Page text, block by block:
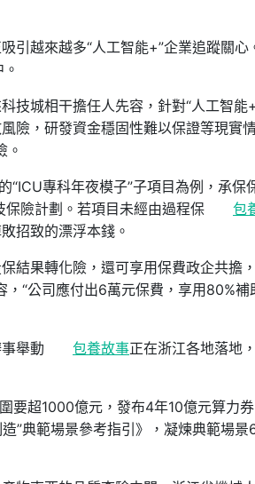
引越來越多“人工智能+”企業追蹤關心
技城相干擔任人先容，針對“人工智能
險，研發資金穩固性難以保證等現實
。
“ICU專科年夜模子”子項目為例，承保
險計劃。若項目未經由過程保
包
招致的漂浮本錢。
結果轉化險，還可享用保費政企共擔
“公司應付出6萬元保費，享用80%補
舉動 包養故事正在浙江各地落地
要超1000億元，發布4年10億元算力
”典範場景參考指引》，凝煉典範場景